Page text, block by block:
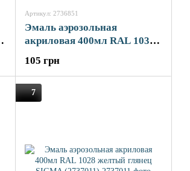
Артикул: 2736851
Эмаль аэрозольная
акриловая 400мл RAL 1036
(2736851)
105 грн
7